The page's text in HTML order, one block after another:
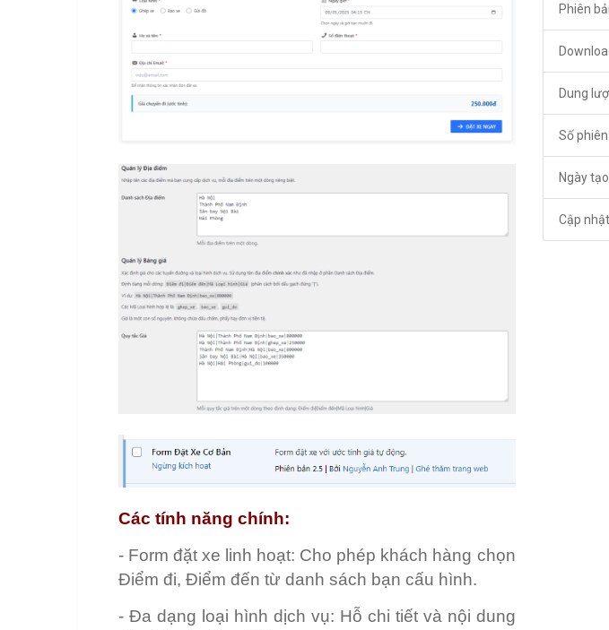
Các tính năng chính:
- Form đặt xe linh hoạt: Cho phép khách hàng chọn
Điểm đi, Điểm đến từ danh sách bạn cấu hình.
- Đa dạng loại hình dịch vụ: Hỗ chi tiết và nội dung
Phiên
Dung
Số
Ngày tạo
Cập nhật